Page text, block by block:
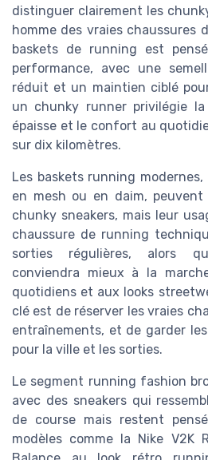
distinguer clairement les
homme des vraies chaussures
baskets de running est
performance, avec une
réduit et un maintien ciblé
un chunky runner privilégie
épaisse et le confort au
sur dix kilomètres.
Les baskets running modernes,
en mesh ou en daim,
chunky sneakers, mais leur
chaussure de running
sorties régulières, alors
conviendra mieux à la
quotidiens et aux looks
clé est de réserver les vraies
entraînements, et de garder
pour la ville et les sorties.
Le segment running fashion
avec des sneakers qui
de course mais restent
modèles comme la Nike V2K